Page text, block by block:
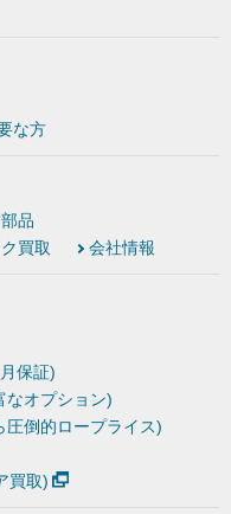
な方
品
買取 会社情報
保証)
なオプション)
圧倒的ロープライス)
買取)